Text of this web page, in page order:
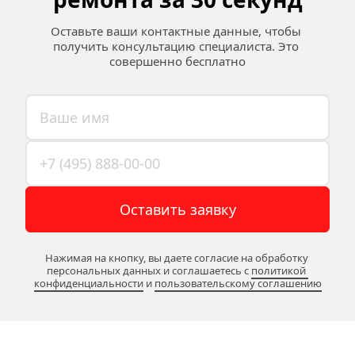
Оставьте ваши контактные данные, чтобы
получить консультацию специалиста. Это
совершенно бесплатно
Оставить заявку
Нажимая на кнопку, вы даете согласие на обработку
персональных данных и соглашаетесь c политикой
конфиденциальности и пользовательскому соглашению